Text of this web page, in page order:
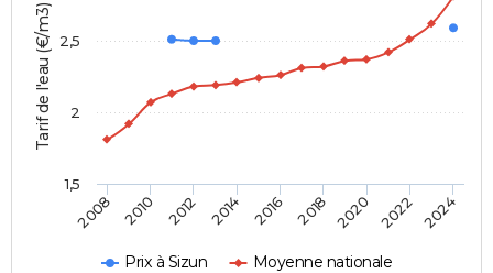
Tarif de l'eau (€/m3)
Prix à Sizun Moyenne nationale
2008 2010 2012 2014 2016 2018 2020 2022 2024
2
2,5
1,5